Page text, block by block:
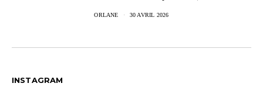
ORLANE 30 AVRIL 2026
INSTAGRAM